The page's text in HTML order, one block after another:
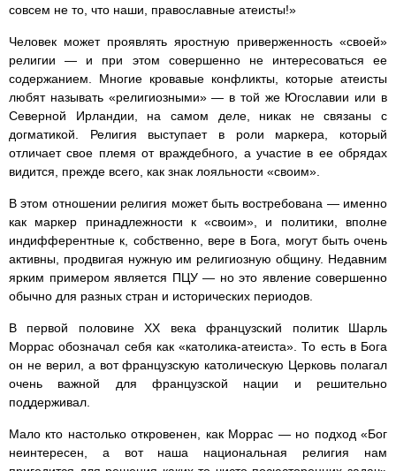
совсем не то, что наши, православные атеисты!»
Человек может проявлять яростную приверженность «своей»
религии — и при этом совершенно не интересоваться ее
содержанием. Многие кровавые конфликты, которые атеисты
любят называть «религиозными» — в той же Югославии или в
Северной Ирландии, на самом деле, никак не связаны с
догматикой. Религия выступает в роли маркера, который
отличает свое племя от враждебного, а участие в ее обрядах
видится, прежде всего, как знак лояльности «своим».
В этом отношении религия может быть востребована — именно
как маркер принадлежности к «своим», и политики, вполне
индифферентные к, собственно, вере в Бога, могут быть очень
активны, продвигая нужную им религиозную общину. Недавним
ярким примером является ПЦУ — но это явление совершенно
обычно для разных стран и исторических периодов.
В первой половине ХХ века французский политик Шарль
Моррас обозначал себя как «католика-атеиста». То есть в Бога
он не верил, а вот французскую католическую Церковь полагал
очень важной для французской нации и решительно
поддерживал.
Мало кто настолько откровенен, как Моррас — но подход «Бог
неинтересен, а вот наша национальная религия нам